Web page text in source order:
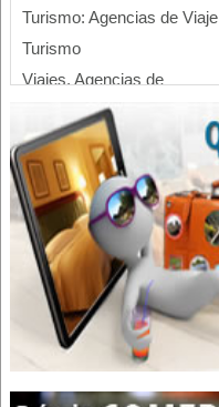
Turismo: Agencias de Viaje
Turismo
Viajes, Agencias de
Médico Cirujano
Fisioterapia Integral
Fisioterapia
Kinesiología
Médicos Fisioterapeutas
Información Turística
Transporte Turístico
Turismo de Aventura
Turismo Ecológico
Turismo Comunitario